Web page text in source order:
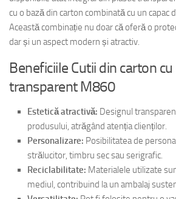
cu o bază din carton combinată cu un capac
Această combinație nu doar că oferă o
dar și un aspect modern și atractiv.
Beneficiile Cutii din carton cu
transparent M860
Estetică atractivă: Designul
produsului, atrăgând atenția clienților.
Personalizare: Posibilitatea de
strălucitor, timbru sec sau serigrafic.
Reciclabilitate: Materialele utilizate
mediul, contribuind la un ambalaj